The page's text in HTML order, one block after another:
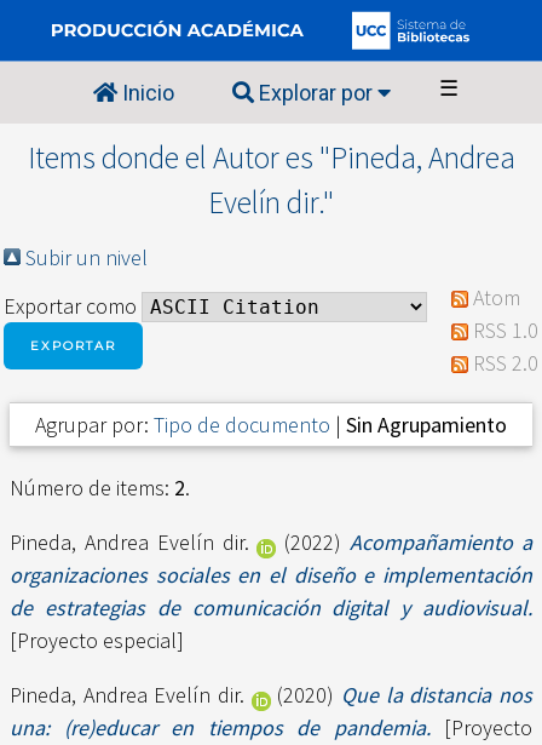
Inicio Explorar por ☰
Items donde el Autor es "Pineda, Andrea
Evelín dir."
Subir un nivel
Exportar como
Atom
RSS 1.0
RSS 2.0
Agrupar por: Tipo de documento | Sin Agrupamiento
Número de items: 2.
Pineda, Andrea Evelín dir.
(2022)Acompañamiento a
organizaciones sociales en el diseño e implementación
de estrategias de comunicación digital y audiovisual.
[Proyecto especial]
Pineda, Andrea Evelín dir.
(2020) Que la distancia nos
una: (re)educar en tiempos de pandemia.[Proyecto